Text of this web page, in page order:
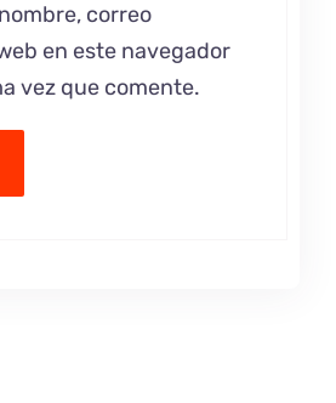
correo
en este navegador
vez que comente.